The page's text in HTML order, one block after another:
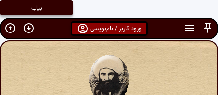
ورود کاربر / نام‌نویسی